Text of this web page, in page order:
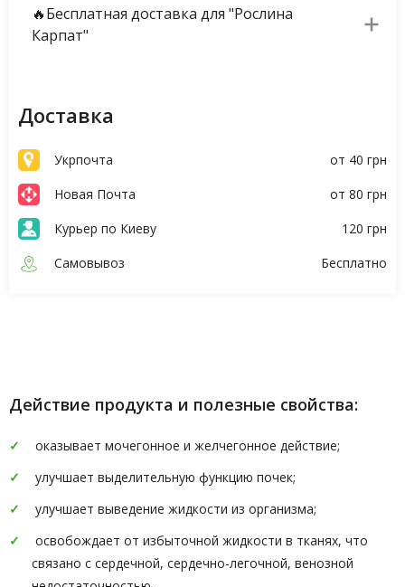
🔥Бесплатная доставка для "Рослина
Карпат"
Доставка
Укрпочта
от 40 грн
Новая Почта
от 80 грн
Курьер по Киеву
120 грн
Самовывоз
Бесплатно
Действие продукта и полезные свойства:
оказывает мочегонное и желчегонное действие;
улучшает выделительную функцию почек;
улучшает выведение жидкости из организма;
освобождает от избыточной жидкости в тканях, что
связано с сердечной, сердечно-легочной, венозной